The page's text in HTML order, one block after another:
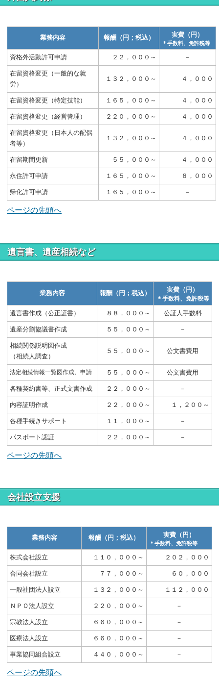
業務内容 報酬（円；税込） 実費（円）
＊手数料、免許税等
資格外活動許可申請 ２２，０００～ －
在留資格変更（一般的な就
労）
１３２，０００～ ４，０００
在留資格変更（特定技能） １６５，０００～ ４，０００
在留資格変更（経営管理） ２２０，０００～ ４，０００
在留資格変更（日本人の配偶
者等）
１３２，０００～ ４，０００
在留期間更新 ５５，０００～ ４，０００
永住許可申請 １６５，０００～ ８，０００
帰化許可申請 １６５，０００～ －
ページの先頭へ
遺言書、遺産相続など
業務内容 報酬（円；税込） 実費（円）
＊手数料、免許税等
遺言書作成（公正証書） ８８，０００～ 公証人手数料
遺産分割協議書作成 ５５，０００～ －
相続関係説明図作成
（相続人調査）
５５，０００～ 公文書費用
法定相続情報一覧図作成、申請 ５５，０００～ 公文書費用
各種契約書等、正式文書作成 ２２，０００～ －
内容証明作成 ２２，０００～ １，２００～
各種手続きサポート １１，０００～ －
パスポート認証 ２２，０００～ －
ページの先頭へ
会社設立支援
業務内容 報酬（円；税込） 実費（円）
＊手数料、免許税等
株式会社設立 １１０，０００～ ２０２，０００
合同会社設立 ７７，０００～ ６０，０００
一般社団法人設立 １３２，０００～ １１２，０００
ＮＰＯ法人設立 ２２０，０００～ －
宗教法人設立 ６６０，０００～ －
医療法人設立 ６６０，０００～ －
事業協同組合設立 ４４０，０００～ －
ページの先頭へ